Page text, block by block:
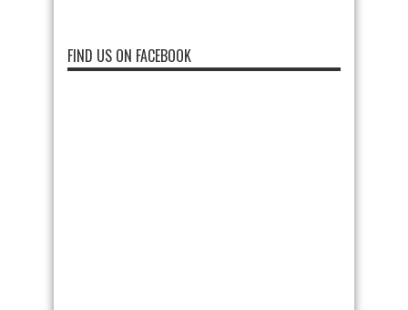
FIND US ON FACEBOOK